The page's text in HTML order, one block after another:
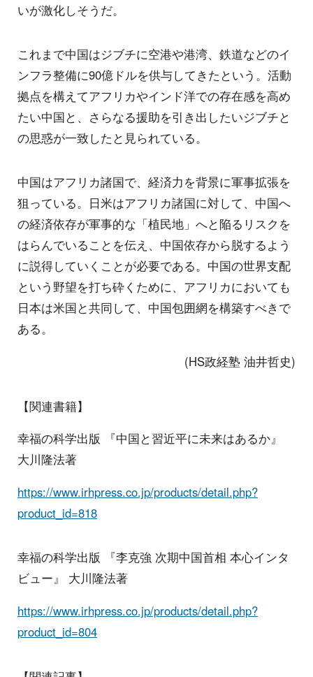
いが激化しそうだ。
これまで中国はジブチに空港や港湾、鉄道などのイ
ンフラ整備に90億ドルを供与してきたという。活動
拠点を構えてアフリカやインド洋での存在感を高め
たい中国と、さらなる援助を引き出したいジブチと
の思惑が一致したと見られている。
中国はアフリカ諸国で、経済力を背景に軍事拡張を
狙っている。日米はアフリカ諸国に対して、中国へ
の経済依存が軍事的な「植民地」へと陥るリスクを
はらんでいることを伝え、中国依存から脱するよう
に説得していくことが必要である。中国の世界支配
という野望を打ち砕くために、アフリカにおいても
日本は米国と共同して、中国包囲網を構築すべきで
ある。
(HS政経塾 油井哲史)
【関連書籍】
幸福の科学出版 『中国と習近平に未来はあるか』
大川隆法著
https://www.irhpress.co.jp/products/detail.php?
product_id=818
幸福の科学出版 『李克強 次期中国首相 本心インタ
ビュー』 大川隆法著
https://www.irhpress.co.jp/products/detail.php?
product_id=804